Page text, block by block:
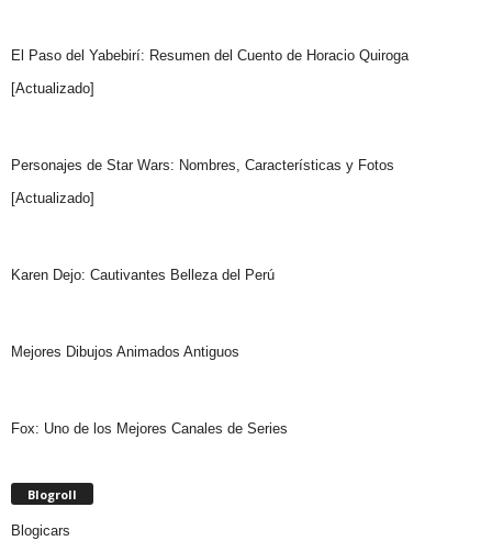
El Paso del Yabebirí: Resumen del Cuento de Horacio Quiroga
[Actualizado]
Personajes de Star Wars: Nombres, Características y Fotos
[Actualizado]
Karen Dejo: Cautivantes Belleza del Perú
Mejores Dibujos Animados Antiguos
Fox: Uno de los Mejores Canales de Series
Blogroll
Blogicars